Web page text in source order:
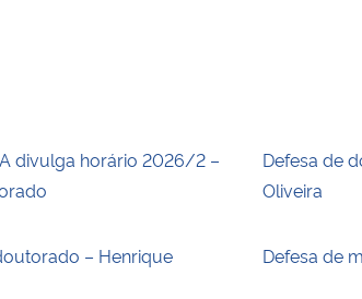
divulga horário 2026/2 –
Defesa de
Oliveira
– Henrique
Defesa de